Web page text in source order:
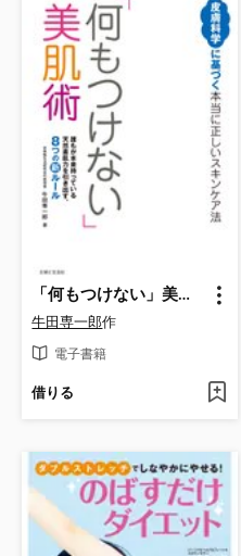
「何もつけない」美肌術
牛田専一郎作
電子書籍
借りる